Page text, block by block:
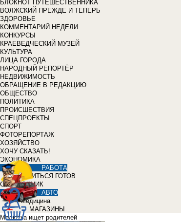
БЛОКНОТ ПУТЕШЕСТВЕННИКА
ВОЛЖСКИЙ ПРЕЖДЕ И ТЕПЕРЬ
ЗДОРОВЬЕ
КОММЕНТАРИЙ НЕДЕЛИ
КОНКУРСЫ
КРАЕВЕДЧЕСКИЙ МУЗЕЙ
КУЛЬТУРА
ЛИЦА ГОРОДА
НАРОДНЫЙ РЕПОРТЁР
НЕДВИЖИМОСТЬ
ОБРАЩЕНИЕ В РЕДАКЦИЮ
ОБЩЕСТВО
ПОЛИТИКА
ПРОИСШЕСТВИЯ
СПЕЦПРОЕКТЫ
СПОРТ
ФОТОРЕПОРТАЖ
ХОЗЯЙСТВО
ХОЧУ СКАЗАТЬ!
ЭКОНОМИКА
РАБОТА
УЧИТЬСЯ ГОТОВ
СПРАВОЧНИК
АВТО
Медицина
МАГАЗИНЫ
Малютка ищет родителей